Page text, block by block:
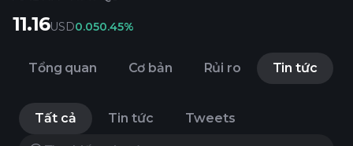
11.16USD0.050.45%
Tổng quan Cơ bản Rủi ro Tin tức
Tất cả Tin tức Tweets